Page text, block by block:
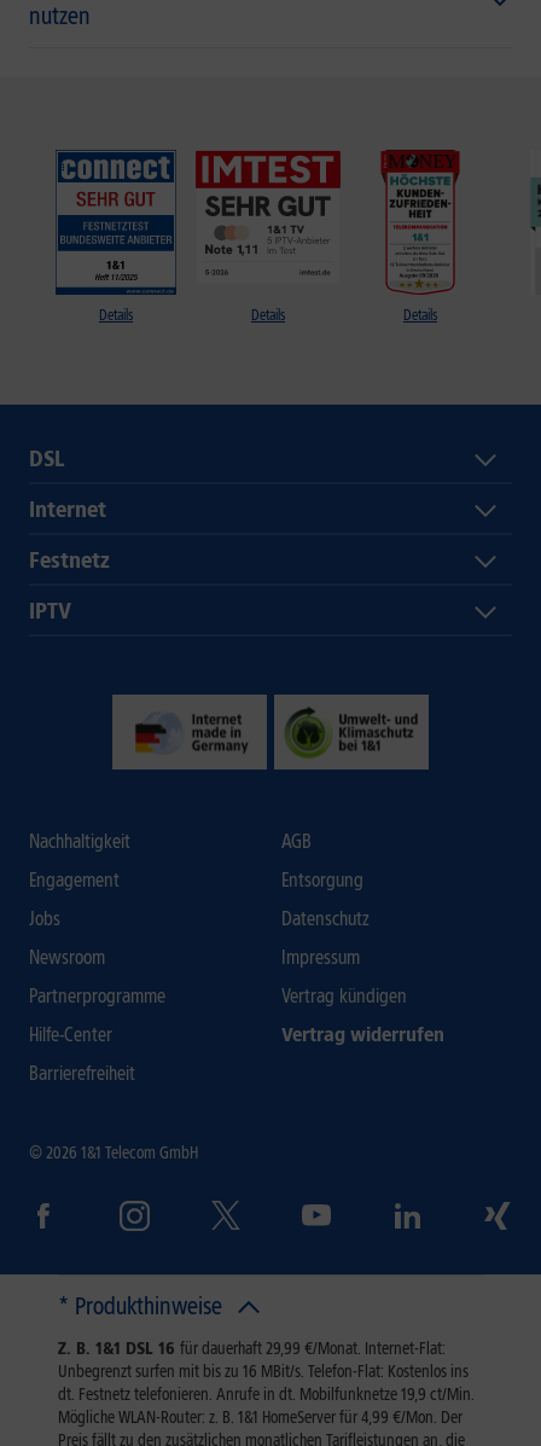
nutzen
Details Details Details
DSL
Internet
Festnetz
IPTV
Nachhaltigkeit
Engagement
Jobs
Newsroom
Partnerprogramme
Hilfe-Center
Barrierefreiheit
AGB
Entsorgung
Datenschutz
Impressum
Vertrag kündigen
Vertrag widerrufen
© 2026 1&1 Telecom GmbH